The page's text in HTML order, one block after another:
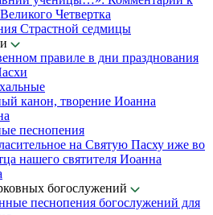
Четвертка
Страстной седмицы
правиле в дни празднования
канон, творение Иоанна
песнопения
на Святую Пасху иже во
нашего святителя Иоанна
богослужений
песнопения богослужений для